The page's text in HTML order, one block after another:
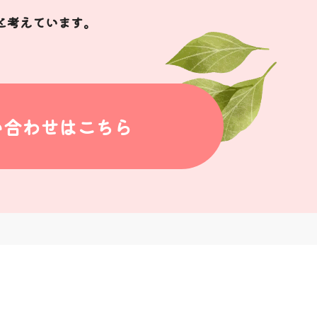
えています。
わせはこちら